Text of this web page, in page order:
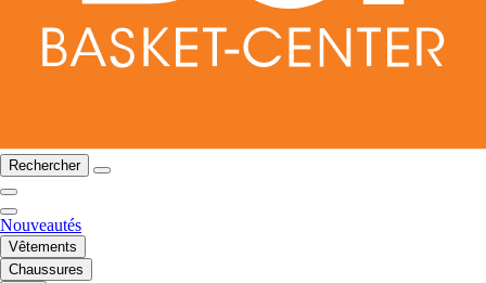
Rechercher
Nouveautés
Vêtements
Chaussures